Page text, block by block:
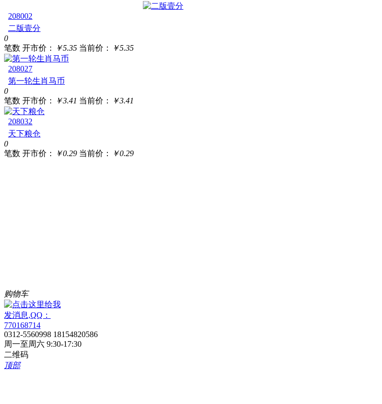
208002
二版壹分
0
笔数 开市价： ￥5.35 当前价： ￥5.35
208027
第一轮生肖马币
0
笔数 开市价： ￥3.41 当前价： ￥3.41
208032
天下粮仓
0
笔数 开市价： ￥0.29 当前价： ￥0.29
购物车
0312-5560998 18154820586
周一至周六 9:30-17:30
二维码
顶部